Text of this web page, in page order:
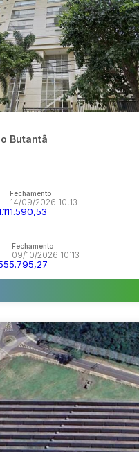
Butantã
Fechamento
14/09/2026 10:13
Fechamento
09/10/2026 10:13